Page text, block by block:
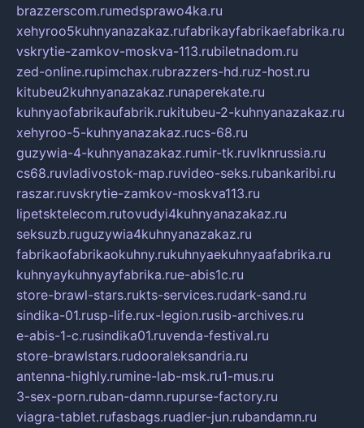
brazzerscom.rumedsprawo4ka.ru
xehyroo5kuhnyanazakaz.rufabrikayfabrikaefabrika.ru
vskrytie-zamkov-moskva-113.rubiletnadom.ru
zed-online.rupimchax.rubrazzers-hd.ruz-host.ru
kitubeu2kuhnyanazakaz.runaperekate.ru
kuhnyaofabrikaufabrik.rukitubeu-2-kuhnyanazakaz.ru
xehyroo-5-kuhnyanazakaz.rucs-68.ru
guzywia-4-kuhnyanazakaz.rumir-tk.ruvlknrussia.ru
cs68.ruvladivostok-map.ruvideo-seks.rubankaribi.ru
raszar.ruvskrytie-zamkov-moskva113.ru
lipetsktelecom.rutovudyi4kuhnyanazakaz.ru
seksuzb.ruguzywia4kuhnyanazakaz.ru
fabrikaofabrikaokuhny.rukuhnyaekuhnyaafabrika.ru
kuhnyaykuhnyayfabrika.rue-abis1c.ru
store-brawl-stars.rukts-services.rudark-sand.ru
sindika-01.rusp-life.rux-legion.rusib-archives.ru
e-abis-1-c.rusindika01.ruvenda-festival.ru
store-brawlstars.rudooraleksandria.ru
antenna-highly.rumine-lab-msk.ru1-mus.ru
3-sex-porn.ruban-damn.rupurse-factory.ru
viagra-tablet.rufasbags.ruadler-jun.rubandamn.ru